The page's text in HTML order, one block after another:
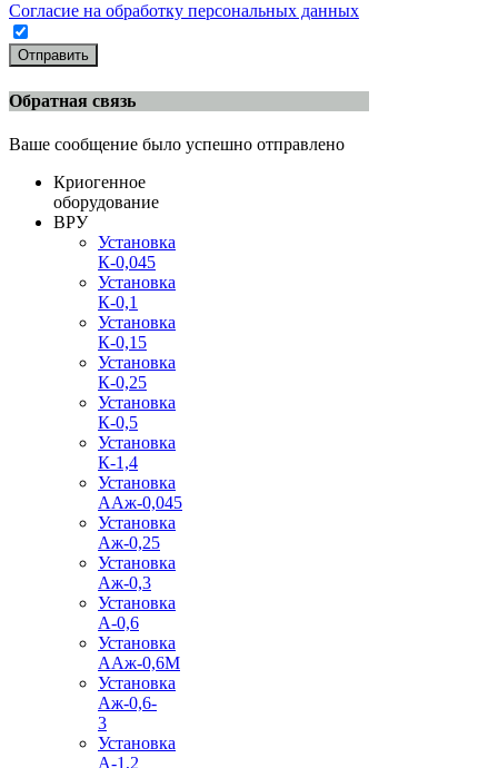
Согласие на обработку персональных данных
Отправить
Обратная связь
Ваше сообщение было успешно отправлено
Криогенное
оборудование
ВРУ
Установка
К-0,045
Установка
К-0,1
Установка
К-0,15
Установка
К-0,25
Установка
К-0,5
Установка
К-1,4
Установка
ААж-0,045
Установка
Аж-0,25
Установка
Аж-0,3
Установка
А-0,6
Установка
ААж-0,6М
Установка
Аж-0,6-
3
Установка
А-1,2